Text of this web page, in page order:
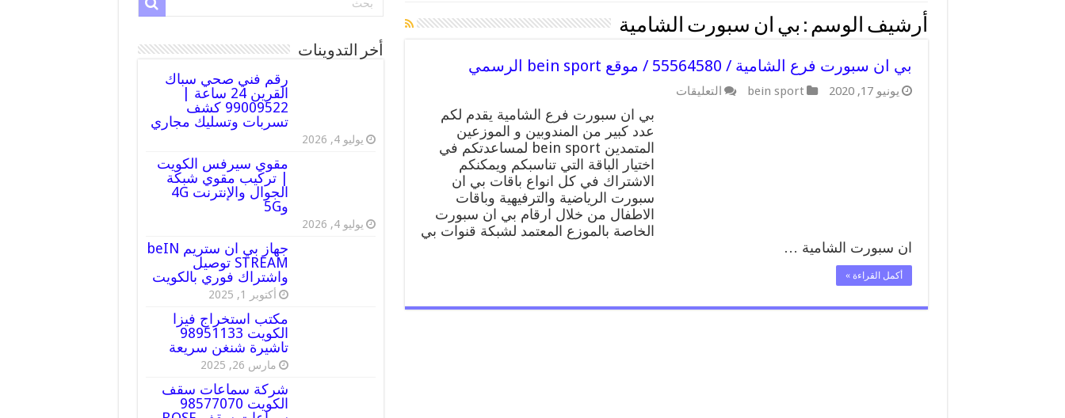
أرشيف الوسم : بي ان سبورت الشامية
بي ان سبورت فرع الشامية / 55564580 / موقع bein sport الرسمي
يونيو 17, 2020 bein sport التعليقات
سبورت
الشامية
55564580
موقع
bein
بي ان سبورت فرع الشامية يقدم لكم
عدد كبير من المندوبين و الموزعين
المتمدين bein sport لمساعدتكم في
اختيار الباقة التي تناسبكم ويمكنكم
الاشتراك في كل انواع باقات بي ان
سبورت الرياضية والترفيهية وباقات
الاطفال من خلال ارقام بي ان سبورت
الخاصة بالموزع المعتمد لشبكة قنوات بي
ان سبورت الشامية …
أكمل القراءة »
أخر التدوينات
رقم فني صحي سباك
القرين 24 ساعة |
99009522 كشف
تسربات وتسليك مجاري
يوليو 4, 2026
مقوي سيرفس الكويت
| تركيب مقوي شبكة
الجوال والإنترنت 4G
و5G
يوليو 4, 2026
جهاز بي ان ستريم beIN
STREAM توصيل
واشتراك فوري بالكويت
أكتوبر 1, 2025
مكتب استخراج فيزا
الكويت 98951133
تاشيرة شنغن سريعة
مارس 26, 2025
شركة سماعات سقف
الكويت 98577070